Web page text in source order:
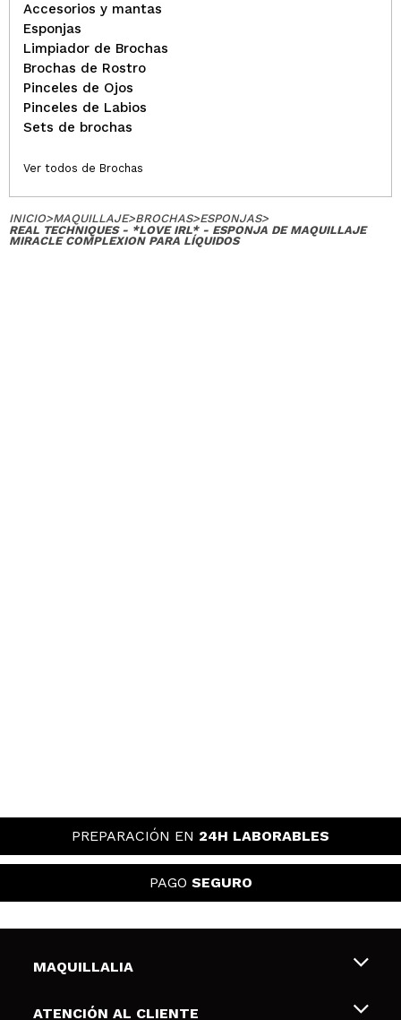
Accesorios y mantas
Esponjas
Limpiador de Brochas
Brochas de Rostro
Pinceles de Ojos
Pinceles de Labios
Sets de brochas
Ver todos de Brochas
INICIO>MAQUILLAJE>BROCHAS>ESPONJAS>
REAL TECHNIQUES - *LOVE IRL* - ESPONJA DE MAQUILLAJE
MIRACLE COMPLEXION PARA LÍQUIDOS
PREPARACIÓN EN 24H LABORABLES
PAGO SEGURO
MAQUILLALIA
Sobre nosotros
ATENCIÓN AL CLIENTE